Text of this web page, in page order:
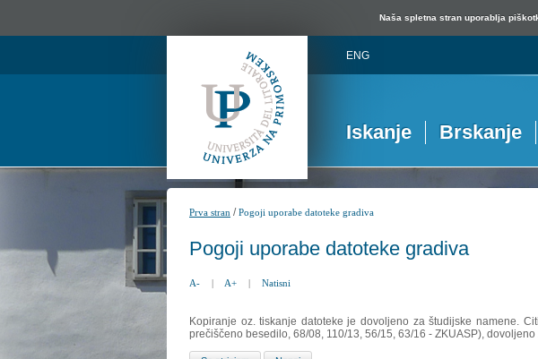
Naša spletna stran uporablja
ENG
Iskanje Brskanje
Prva stran /Pogoji uporabe datoteke gradiva
Pogoji uporabe datoteke gradiva
A- | A+ | Natisni
Kopiranje oz. tiskanje datoteke je dovoljeno za študijske namene.
prečiščeno besedilo, 68/08, 110/13, 56/15, 63/16 - ZKUASP), dovoljeno